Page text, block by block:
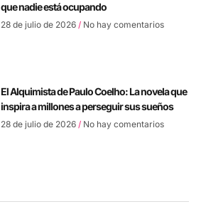
que nadie está ocupando
28 de julio de 2026 No hay comentarios
El Alquimista de Paulo Coelho: La novela que
inspira a millones a perseguir sus sueños
28 de julio de 2026 No hay comentarios